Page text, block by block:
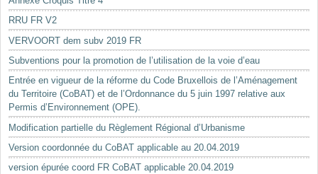
RRU FR V2
VERVOORT dem subv 2019 FR
Subventions pour la promotion de l’utilisation de la voie d’eau
Entrée en vigueur de la réforme du Code Bruxellois de l’Aménagement
du Territoire (CoBAT) et de l’Ordonnance du 5 juin 1997 relative aux
Permis d’Environnement (OPE).
Modification partielle du Règlement Régional d’Urbanisme
Version coordonnée du CoBAT applicable au 20.04.2019
version épurée coord FR CoBAT applicable 20.04.2019